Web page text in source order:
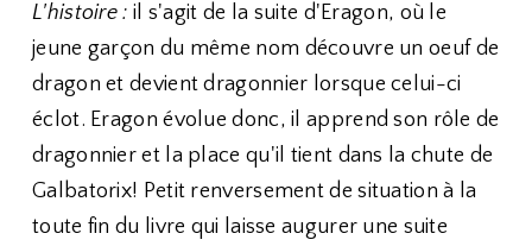
L'histoire : il s'agit de la suite d'Eragon, où le
jeune garçon du même nom découvre un oeuf de
dragon et devient dragonnier lorsque celui-ci
éclot. Eragon évolue donc, il apprend son rôle de
dragonnier et la place qu'il tient dans la chute de
Galbatorix! Petit renversement de situation à la
toute fin du livre qui laisse augurer une suite